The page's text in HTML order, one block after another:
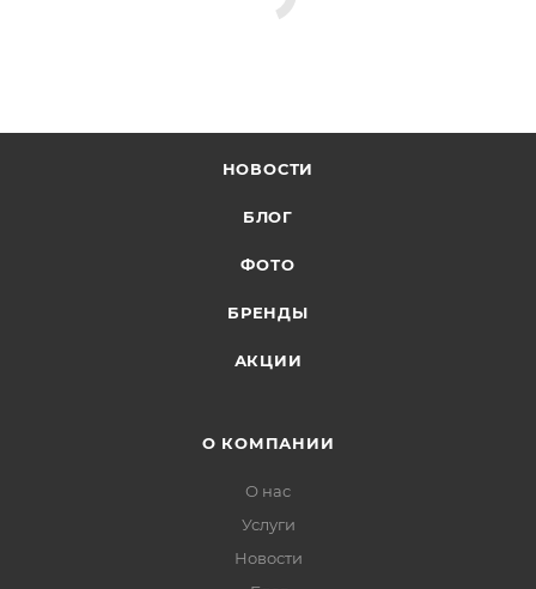
НОВОСТИ
БЛОГ
ФОТО
БРЕНДЫ
АКЦИИ
О КОМПАНИИ
О нас
Услуги
Новости